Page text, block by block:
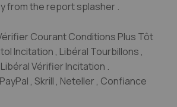
from the report splasher .
Courant Conditions Plus Tôt
Incitation , Libéral Tourbillons ,
Vérifier Incitation .
, Skrill , Neteller , Confiance